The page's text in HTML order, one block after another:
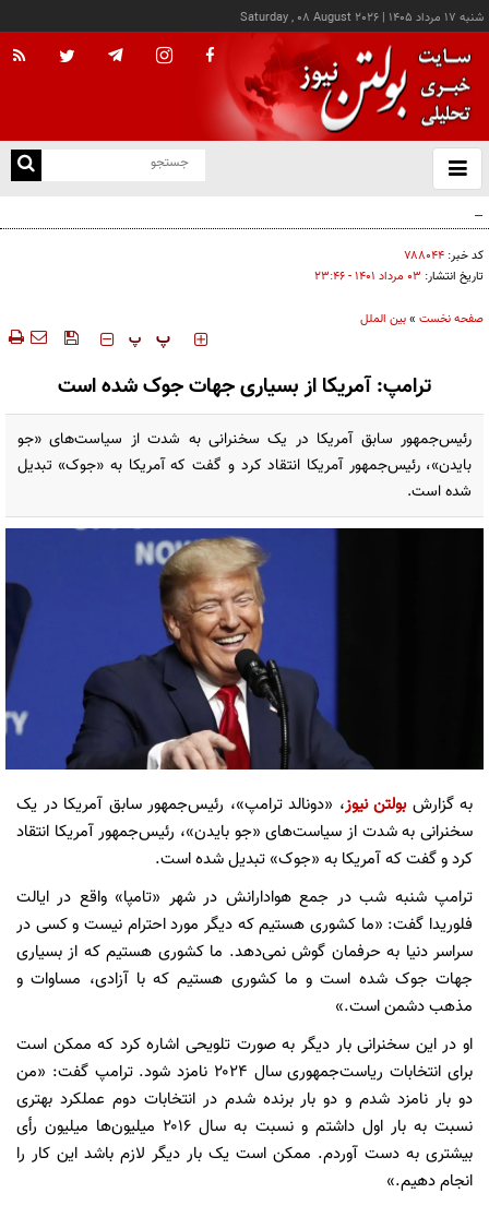
شنبه ۱۷ مرداد ۱۴۰۵ |
Saturday , 08 August 2026
باز
و
پزشکیان: خدمت بی‌منت و مشارکت مردمی، پایه حل مشکلات کشور است
کد خبر: ۷۸۸۰۴۴
تاریخ انتشار: ۰۳ مرداد ۱۴۰۱ - ۲۳:۴۶
صفحه نخست »بین الملل
‍‍‍ پ پ
ترامپ: آمریکا از بسیاری جهات جوک شده است
رئیس‌جمهور سابق آمریکا در یک سخنرانی به شدت از سیاست‌های «جو
بایدن»، رئیس‌جمهور آمریکا انتقاد کرد و گفت که آمریکا به «جوک» تبدیل
شده است.
به گزارشبولتن نیوز، «دونالد ترامپ»، رئیس‌جمهور سابق آمریکا در یک
سخنرانی به شدت از سیاست‌های «جو بایدن»، رئیس‌جمهور آمریکا انتقاد
کرد و گفت که آمریکا به «جوک» تبدیل شده است.
ترامپ شنبه شب در جمع هوادارانش در شهر «تامپا» واقع در ایالت
فلوریدا گفت: «ما کشوری هستیم که دیگر مورد احترام نیست و کسی در
سراسر دنیا به حرفمان گوش نمی‌دهد. ما کشوری هستیم که از بسیاری
جهات جوک شده است و ما کشوری هستیم که با آزادی، مساوات و
مذهب دشمن است.»
او در این سخنرانی بار دیگر به صورت تلویحی اشاره کرد که ممکن است
برای انتخابات ریاست‌جمهوری سال ۲۰۲۴ نامزد شود. ترامپ گفت: «من
دو بار نامزد شدم و دو بار برنده شدم در انتخابات دوم عملکرد بهتری
نسبت به بار اول داشتم و نسبت به سال ۲۰۱۶ میلیون‌ها میلیون رأی
بیشتری به دست آوردم. ممکن است یک بار دیگر لازم باشد این کار را
انجام دهیم.»